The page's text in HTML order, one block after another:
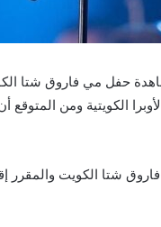
حفل مي فاروق شتا
الكويتية ومن المتوقع
شتا الكويت والمقرر